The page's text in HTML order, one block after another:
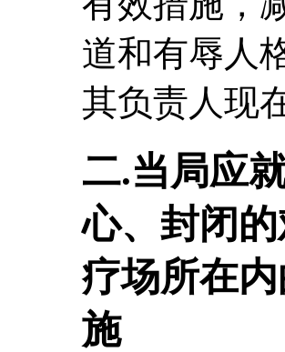
道和有辱人
其负责人现
二.当局应
心、封闭
疗场所在
施